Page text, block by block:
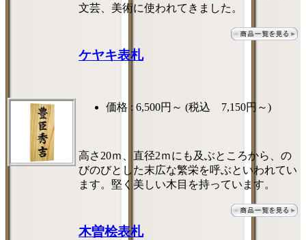
文芸、美術に使われてきました。
ケヤキ表札
価格 : 6,500円～ (税込 7,150円～)
高さ20ｍ、直径2ｍにも及ぶところから、の
びのびとした末広な繁栄を呼ぶといわれてい
ます。堅く美しい木目を持っています。
木曽桧表札